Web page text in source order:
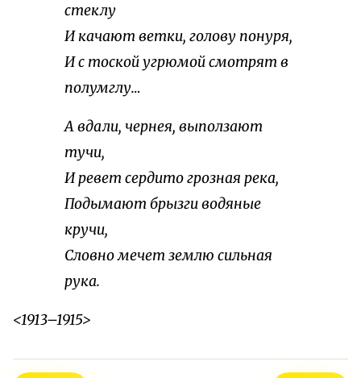
стеклу
И качают ветки, голову понуря,
И с тоской угрюмой смотрят в
полумглу…
А вдали, чернея, выползают
тучи,
И ревет сердито грозная река,
Подымают брызги водяные
кручи,
Словно мечет землю сильная
рука.
<1913–1915>